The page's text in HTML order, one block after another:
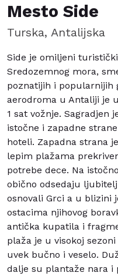
Mesto Side
Turska, Antalijska
Side je omiljeni
Sredozemnog mora,
poznatijih i popularnijih
aerodroma u Antaliji je
1 sat vožnje. Sagradjen
istočne i zapadne
hoteli. Zapadna strana
lepim plažama
potrebe dece. Na
obično odsedaju
osnovali Grci a u blizini
ostacima njihovog
antička kupatila i
plaža je u visokoj
uvek bučno i veselo.
dalje su plantaže nara i